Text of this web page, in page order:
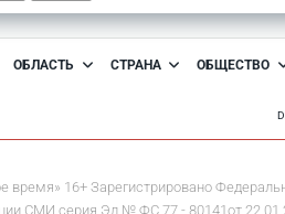
ОБЛАСТЬ СТРАНА ОБЩЕСТВО
16+ Зарегистрировано
СМИ серия Эл № ФС 77 - 80141от